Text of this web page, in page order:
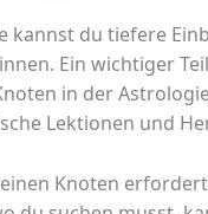
kannst du tiefere
Ein wichtiger
in der
Lektionen und
Knoten